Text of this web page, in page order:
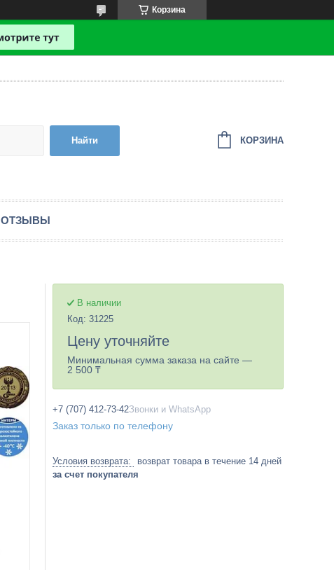
Корзина
Найти КОРЗИНА
ОТЗЫВЫ
В наличии
Код: 31225
Цену уточняйте
Минимальная сумма заказа на сайте —
2 500 ₸
+7 (707) 412-73-42Звонки и WhatsApp
Заказ только по телефону
возврат товара в течение 14 дней
за счет покупателя